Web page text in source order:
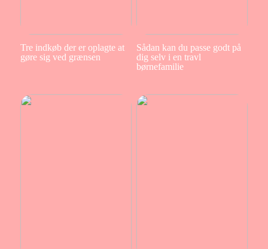
Tre indkøb der er oplagte at
gøre sig ved grænsen
Sådan kan du passe godt på
dig selv i en travl
børnefamilie